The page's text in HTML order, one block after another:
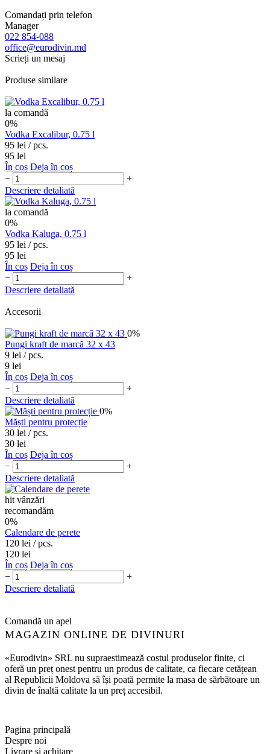
Comandați prin telefon
Manager
022 854-088
office@eurodivin.md
Scrieți un mesaj
Produse similare
la comandă
0%
Vodka Excalibur, 0.75 l
95 lei / pcs.
95 lei
În coș Deja în coș
−
+
Descriere detaliată
la comandă
0%
Vodka Kaluga, 0.75 l
95 lei / pcs.
95 lei
În coș Deja în coș
−
+
Descriere detaliată
Accesorii
0%
Pungi kraft de marcă 32 х 43
9 lei / pcs.
9 lei
În coș Deja în coș
−
+
Descriere detaliată
0%
Măști pentru protecție
30 lei / pcs.
30 lei
În coș Deja în coș
−
+
Descriere detaliată
hit vânzări
recomandăm
0%
Сalendare de perete
120 lei / pcs.
120 lei
În coș Deja în coș
−
+
Descriere detaliată
Comandă un apel
MAGAZIN ONLINE DE DIVINURI
«Eurodivin» SRL nu supraestimează costul produselor finite, ci
oferă un preț onest pentru un produs de calitate, ca fiecare cetățean
al Republicii Moldova să își poată permite la masa de sărbătoare un
divin de înaltă calitate la un preț accesibil.
Pagina principală
Despre noi
Livrare și achitare